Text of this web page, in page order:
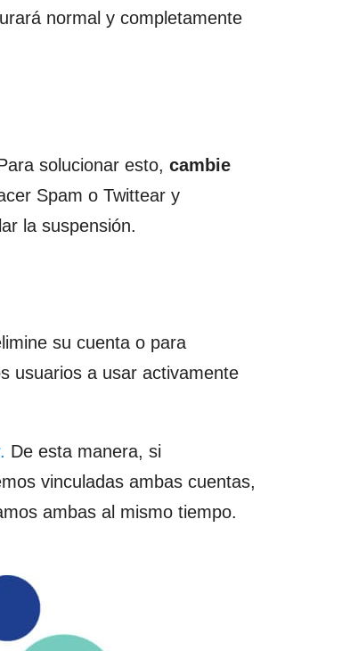
normal y completamente
solucionar esto, cambie
Spam o Twittear y
la suspensión.
su cuenta o para
usuarios a usar activamente
De esta manera, si
vinculadas ambas cuentas,
ambas al mismo tiempo.